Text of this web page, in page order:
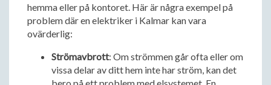
hemma eller på kontoret. Här är några exempel på
problem där en elektriker i Kalmar kan vara
ovärderlig:
Strömavbrott: Om strömmen går ofta eller om
vissa delar av ditt hem inte har ström, kan det